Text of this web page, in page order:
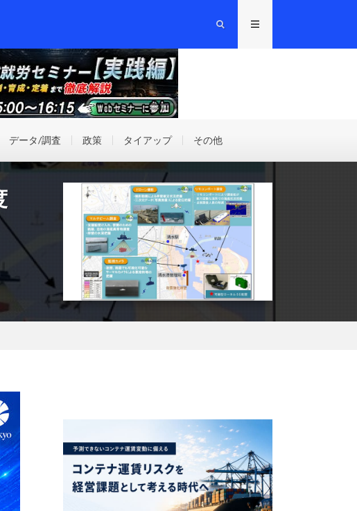
データ/調査 政策 タイアップ その他